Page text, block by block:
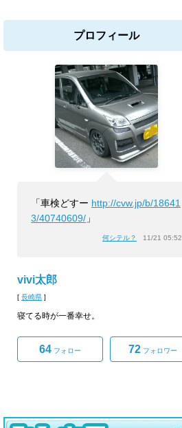
プロフィール
「車検どすー http://cvw.jp/b/18641
3/40740609/ 」
何シテル？ 11/21 05:52
vivi太郎
[ 長崎県 ]
寝てる時が一番幸せ。
64 フォロー 72 フォロワー